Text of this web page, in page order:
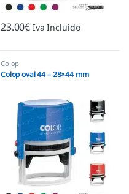
23.00€ Iva Incluido
Colop
Colop oval 44 – 28×44 mm